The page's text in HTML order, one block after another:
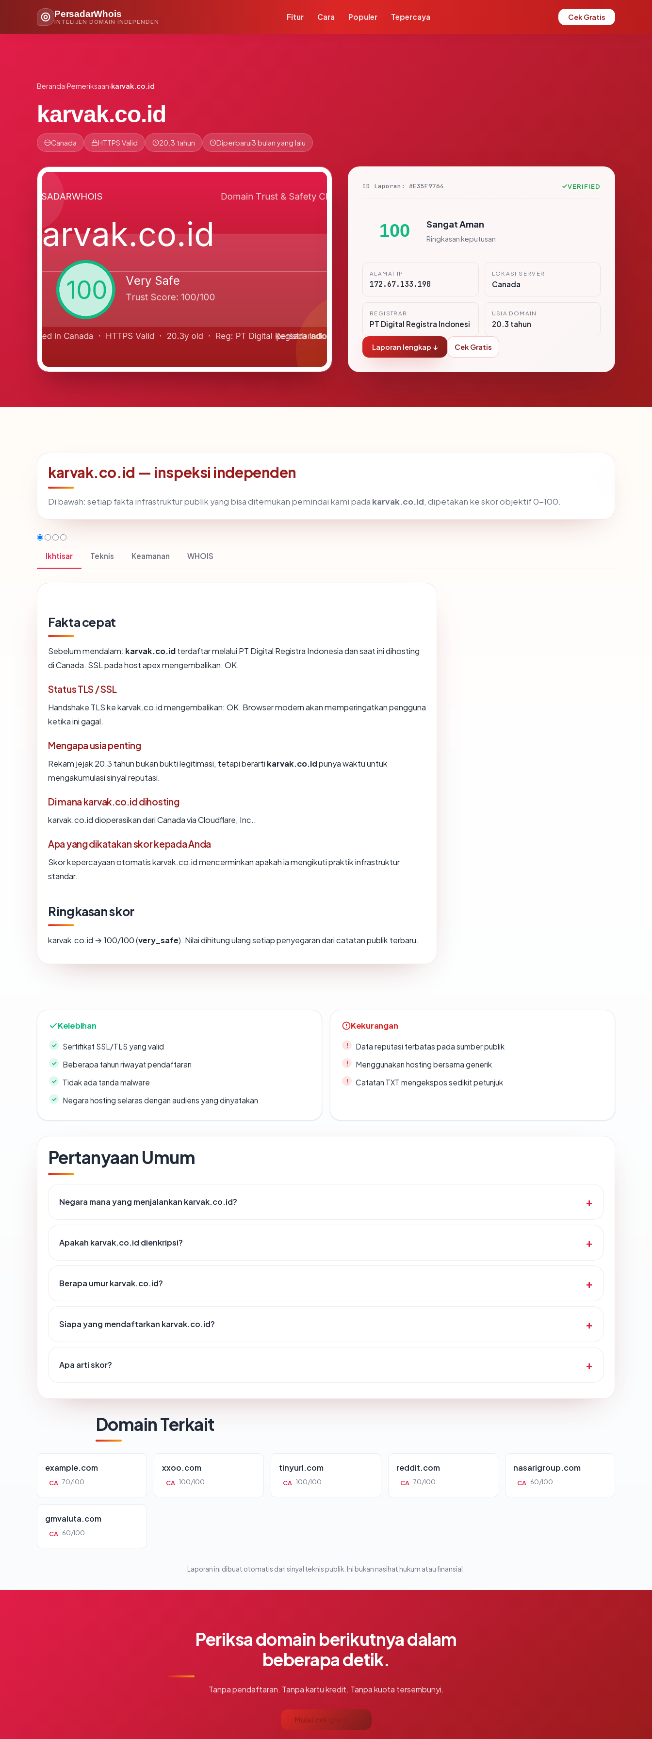
PersadarWhois
INTELIJEN DOMAIN INDEPENDEN
Fitur Cara Populer Tepercaya Cek Gratis
Beranda›Pemeriksaan›karvak.co.id
karvak.co.id
Canada HTTPS Valid 20.3 tahun Diperbarui3 bulan yang lalu
ID Laporan: #E35F9764 VERIFIED
100 Sangat Aman
Ringkasan keputusan
ALAMAT IP
172.67.133.190
LOKASI SERVER
Canada
REGISTRAR
PT Digital Registra Indonesi
USIA DOMAIN
20.3 tahun
Laporan lengkap ↓ Cek Gratis
karvak.co.id — inspeksi independen
Di bawah: setiap fakta infrastruktur publik yang bisa ditemukan pemindai kami pada karvak.co.id, dipetakan ke skor objektif 0-100.
Ikhtisar Teknis Keamanan WHOIS
Fakta cepat
Sebelum mendalam: karvak.co.idterdaftar melalui PT Digital Registra Indonesia dan saat ini dihosting
di Canada. SSL pada host apex mengembalikan: OK.
Status TLS / SSL
Handshake TLS ke karvak.co.id mengembalikan: OK. Browser modern akan memperingatkan pengguna
ketika ini gagal.
Mengapa usia penting
Rekam jejak 20.3 tahun bukan bukti legitimasi, tetapi berarti karvak.co.idpunya waktu untuk
mengakumulasi sinyal reputasi.
Di mana karvak.co.id dihosting
karvak.co.id dioperasikan dari Canada via Cloudflare, Inc..
Apa yang dikatakan skor kepada Anda
Skor kepercayaan otomatis karvak.co.id mencerminkan apakah ia mengikuti praktik infrastruktur
standar.
Ringkasan skor
karvak.co.id → 100/100 (very_safe). Nilai dihitung ulang setiap penyegaran dari catatan publik terbaru.
Kelebihan
Sertifikat SSL/TLS yang valid
Beberapa tahun riwayat pendaftaran
Tidak ada tanda malware
Negara hosting selaras dengan audiens yang dinyatakan
Kekurangan
Data reputasi terbatas pada sumber publik
Menggunakan hosting bersama generik
Catatan TXT mengekspos sedikit petunjuk
Pertanyaan Umum
Negara mana yang menjalankan karvak.co.id?
Apakah karvak.co.id dienkripsi?
Berapa umur karvak.co.id?
Siapa yang mendaftarkan karvak.co.id?
Apa arti skor?
Domain Terkait
example.com
CA 70/100
xxoo.com
CA 100/100
tinyurl.com
CA 100/100
reddit.com
CA 70/100
nasarigroup.com
CA 60/100
gmvaluta.com
CA 60/100
Laporan ini dibuat otomatis dari sinyal teknis publik. Ini bukan nasihat hukum atau finansial.
Periksa domain berikutnya dalam
beberapa detik.
Tanpa pendaftaran. Tanpa kartu kredit. Tanpa kuota tersembunyi.
Mulai cek gratis →